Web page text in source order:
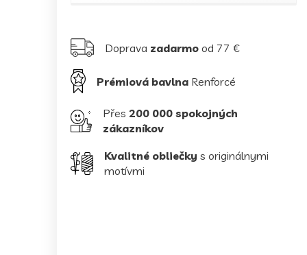
Doprava zadarmo od 77 €
Prémiová bavlna Renforcé
Přes 200 000 spokojných
zákazníkov
Kvalitné obliečky s originálnymi
motívmi